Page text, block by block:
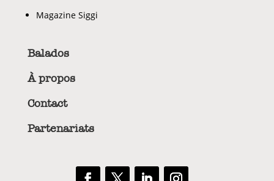
Magazine Siggi
Balados
À propos
Contact
Partenariats